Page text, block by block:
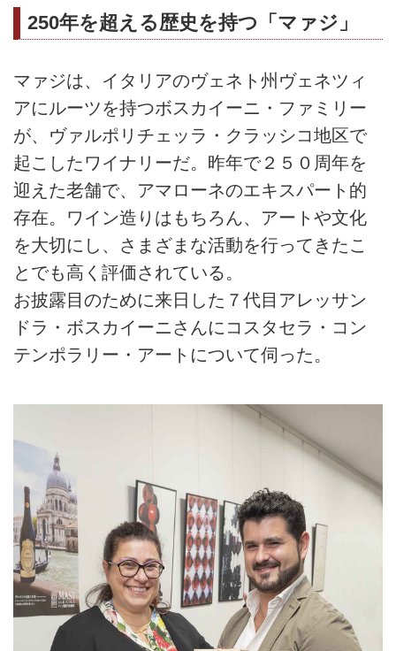
250年を超える歴史を持つ「マァジ」
マァジは、イタリアのヴェネト州ヴェネツィ
アにルーツを持つボスカイーニ・ファミリー
が、ヴァルポリチェッラ・クラッシコ地区で
起こしたワイナリーだ。昨年で２５０周年を
迎えた老舗で、アマローネのエキスパート的
存在。ワイン造りはもちろん、アートや文化
を大切にし、さまざまな活動を行ってきたこ
とでも高く評価されている。
お披露目のために来日した７代目アレッサン
ドラ・ボスカイーニさんにコスタセラ・コン
テンポラリー・アートについて伺った。